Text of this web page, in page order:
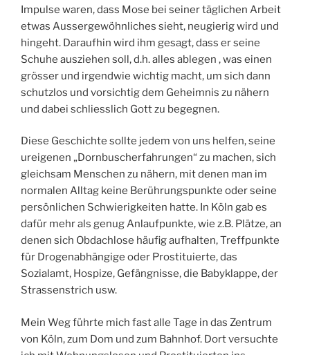
Impulse waren, dass Mose bei seiner täglichen Arbeit
etwas Aussergewöhnliches sieht, neugierig wird und
hingeht. Daraufhin wird ihm gesagt, dass er seine
Schuhe ausziehen soll, d.h. alles ablegen , was einen
grösser und irgendwie wichtig macht, um sich dann
schutzlos und vorsichtig dem Geheimnis zu nähern
und dabei schliesslich Gott zu begegnen.
Diese Geschichte sollte jedem von uns helfen, seine
ureigenen „Dornbuscherfahrungen“ zu machen, sich
gleichsam Menschen zu nähern, mit denen man im
normalen Alltag keine Berührungspunkte oder seine
persönlichen Schwierigkeiten hatte. In Köln gab es
dafür mehr als genug Anlaufpunkte, wie z.B. Plätze, an
denen sich Obdachlose häufig aufhalten, Treffpunkte
für Drogenabhängige oder Prostituierte, das
Sozialamt, Hospize, Gefängnisse, die Babyklappe, der
Strassenstrich usw.
Mein Weg führte mich fast alle Tage in das Zentrum
von Köln, zum Dom und zum Bahnhof. Dort versuchte